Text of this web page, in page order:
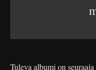
Tuleva albumi on